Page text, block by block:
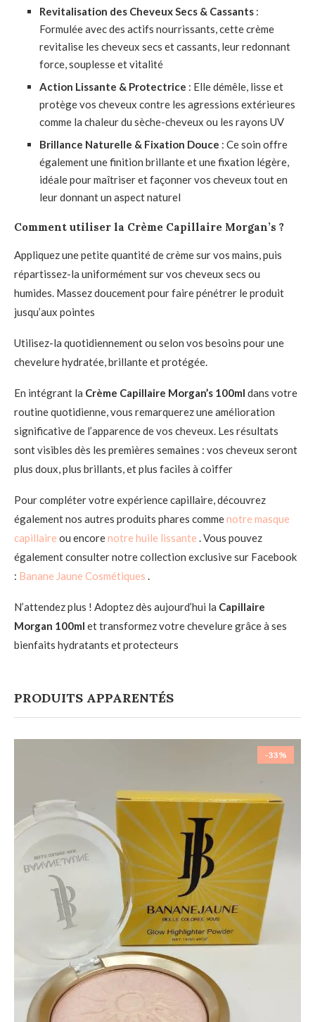
Revitalisation des Cheveux Secs & Cassants :
Formulée avec des actifs nourrissants, cette crème
revitalise les cheveux secs et cassants, leur redonnant
force, souplesse et vitalité
Action Lissante & Protectrice : Elle démêle, lisse et
protège vos cheveux contre les agressions extérieures
comme la chaleur du sèche-cheveux ou les rayons UV
Brillance Naturelle & Fixation Douce : Ce soin offre
également une finition brillante et une fixation légère,
idéale pour maîtriser et façonner vos cheveux tout en
leur donnant un aspect naturel
Comment utiliser la Crème Capillaire Morgan’s ?
Appliquez une petite quantité de crème sur vos mains, puis
répartissez-la uniformément sur vos cheveux secs ou
humides. Massez doucement pour faire pénétrer le produit
jusqu’aux pointes
Utilisez-la quotidiennement ou selon vos besoins pour une
chevelure hydratée, brillante et protégée.
En intégrant la Crème Capillaire Morgan’s 100ml dans votre
routine quotidienne, vous remarquerez une amélioration
significative de l’apparence de vos cheveux. Les résultats
sont visibles dès les premières semaines : vos cheveux seront
plus doux, plus brillants, et plus faciles à coiffer
Pour compléter votre expérience capillaire, découvrez
également nos autres produits phares commenotre masque
capillaire ou encorenotre huile lissante . Vous pouvez
également consulter notre collection exclusive sur Facebook
: Banane Jaune Cosmétiques .
N’attendez plus ! Adoptez dès aujourd’hui la Capillaire
Morgan 100ml et transformez votre chevelure grâce à ses
bienfaits hydratants et protecteurs
PRODUITS APPARENTÉS
-33%